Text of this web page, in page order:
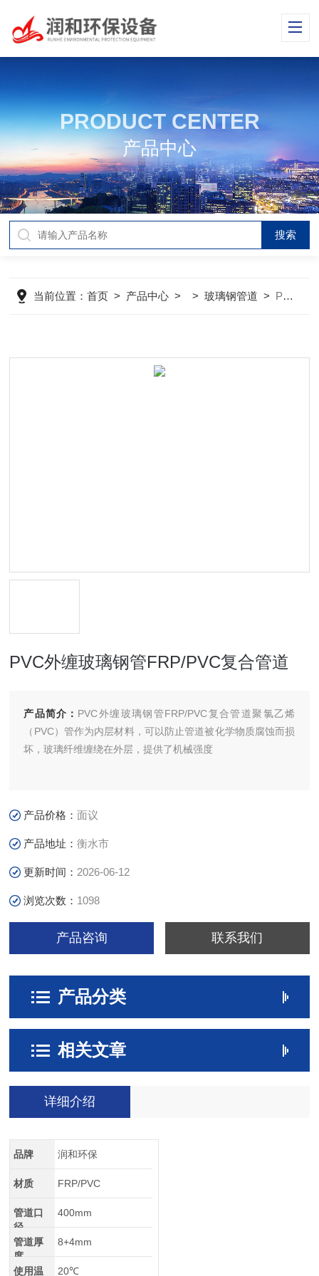
PRODUCT CENTER
产品中心
当前位置：首页 > 产品中心 > >玻璃钢管道 > PVC外缠玻璃钢管FRP/PVC复合管道
PVC外缠玻璃钢管FRP/PVC复合管道
产品简介： PVC外缠玻璃钢管FRP/PVC复合管道聚氯乙烯
（PVC）管作为内层材料，可以防止管道被化学物质腐蚀而损
坏，玻璃纤维缠绕在外层，提供了机械强度
产品价格：面议
产品地址：衡水市
更新时间： 2026-06-12
浏览次数： 1098
产品咨询 联系我们
产品分类
相关文章
详细介绍
品牌 润和环保
材质 FRP/PVC
管道口
径
400mm
管道厚
度
8+4mm
使用温 20℃